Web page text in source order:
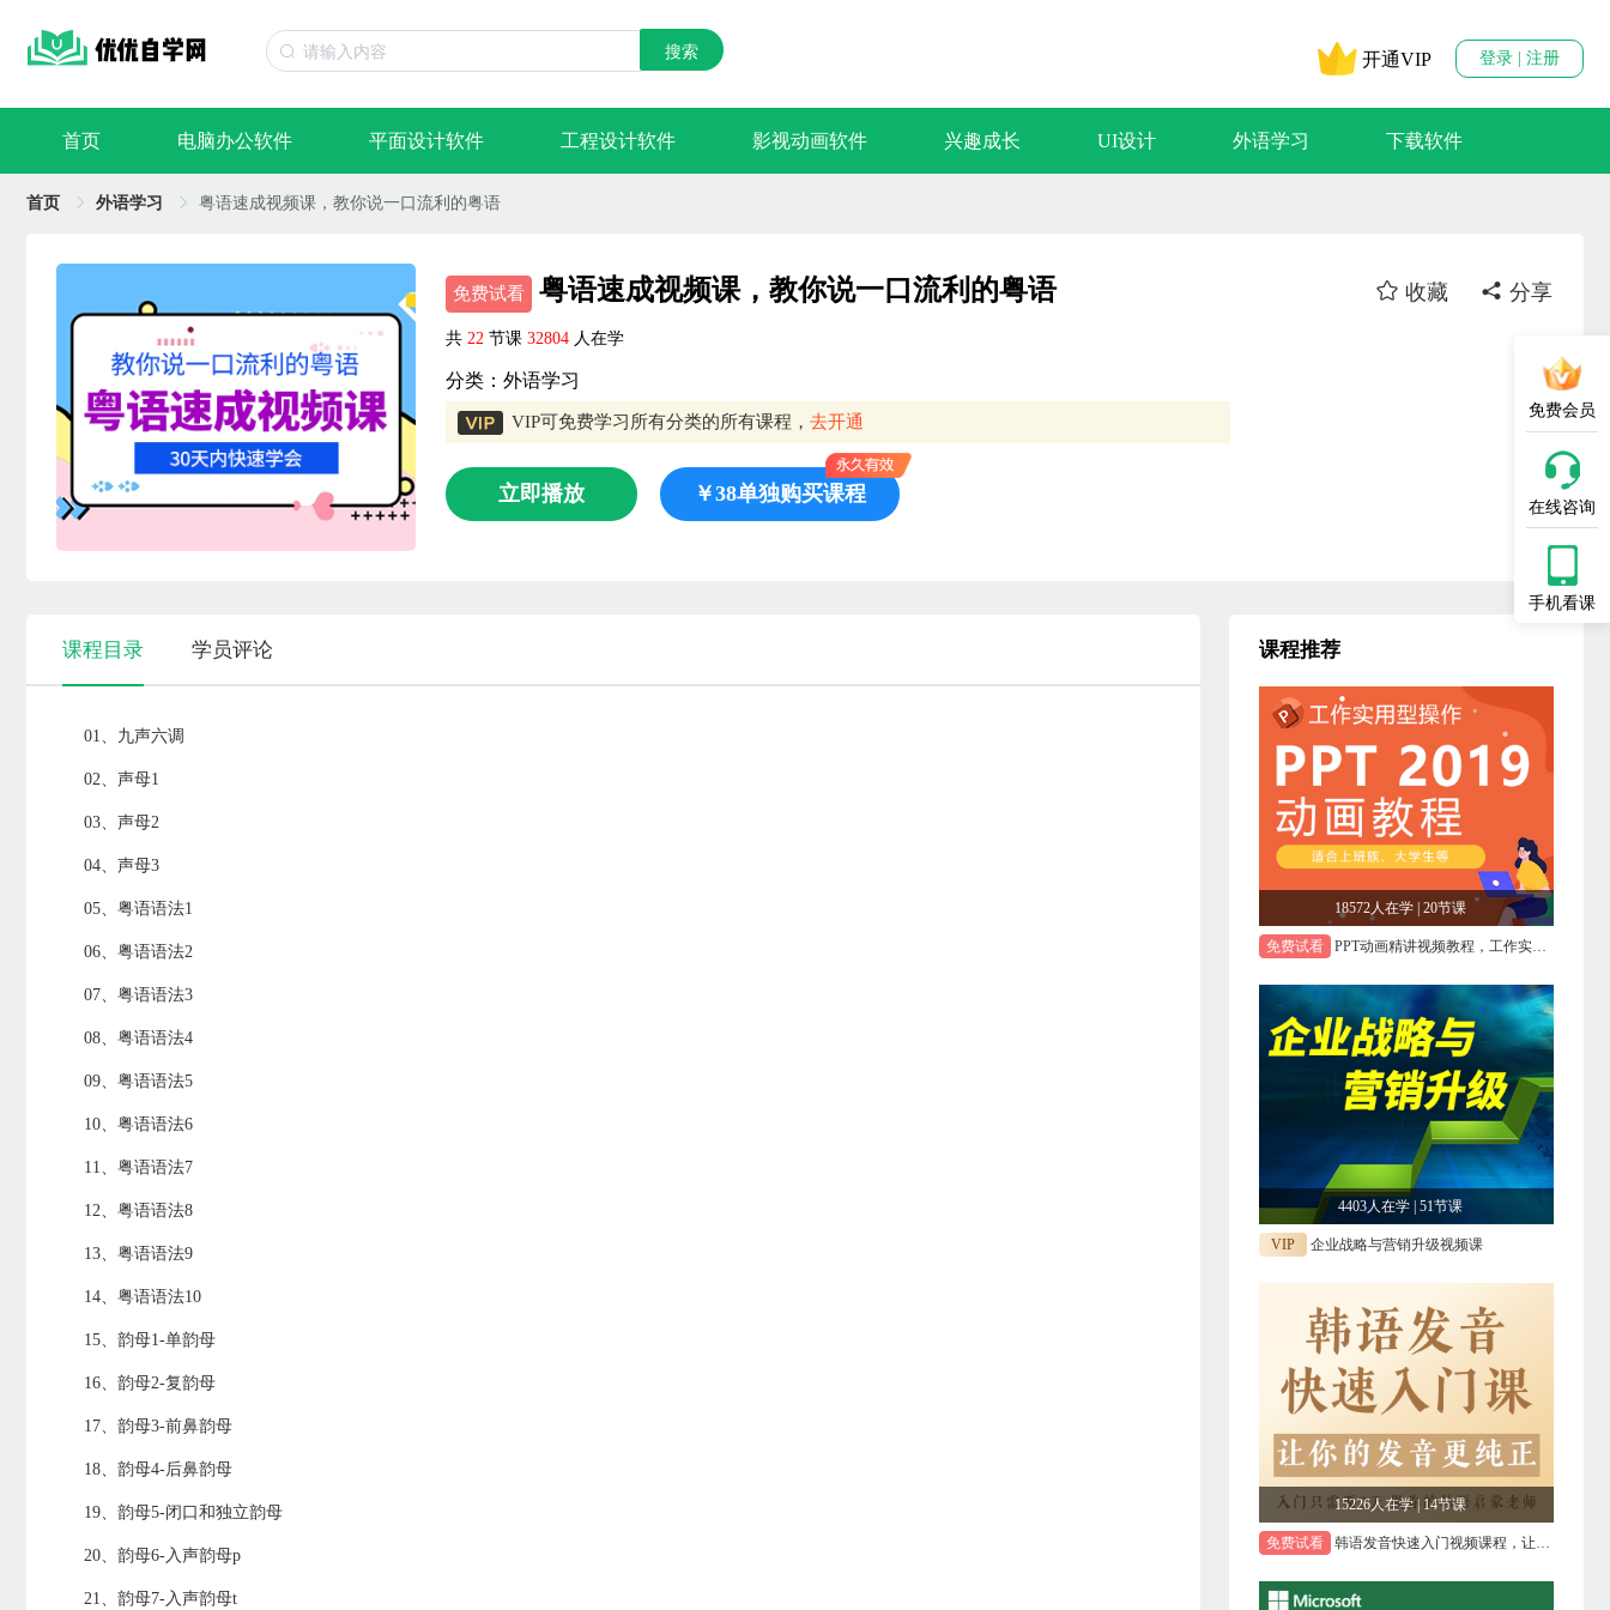
搜索 登录 | 注册
开通VIP
首页 电脑办公软件 平面设计软件 工程设计软件 影视动画软件 兴趣成长 UI设计 外语学习 下载软件
免费会员
在线咨询
手机看课
首页 外语学习 粤语速成视频课，教你说一口流利的粤语
免费试看 粤语速成视频课，教你说一口流利的粤语
共 22 节课 32804 人在学
分类：外语学习
VIP可免费学习所有分类的所有课程， 去开通
立即播放 ￥38单独购买课程
收藏 分享
课程目录 学员评论
01、九声六调
02、声母1
03、声母2
04、声母3
05、粤语语法1
06、粤语语法2
07、粤语语法3
08、粤语语法4
09、粤语语法5
10、粤语语法6
11、粤语语法7
12、粤语语法8
13、粤语语法9
14、粤语语法10
15、韵母1-单韵母
16、韵母2-复韵母
17、韵母3-前鼻韵母
18、韵母4-后鼻韵母
19、韵母5-闭口和独立韵母
20、韵母6-入声韵母p
21、韵母7-入声韵母t
课程推荐
18572人在学 | 20节课
免费试看 PPT动画精讲视频教程，工作实用型PPT课程
4403人在学 | 51节课
VIP 企业战略与营销升级视频课
15226人在学 | 14节课
免费试看 韩语发音快速入门视频课程，让你的韩语发音更加纯正